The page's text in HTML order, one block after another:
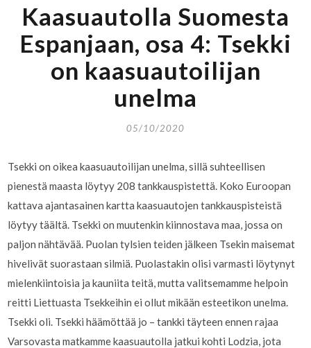
Kaasuautolla Suomesta
Espanjaan, osa 4: Tsekki
on kaasuautoilijan
unelma
05/10/2020
Tsekki on oikea kaasuautoilijan unelma, sillä suhteellisen
pienestä maasta löytyy 208 tankkauspistettä. Koko Euroopan
kattava ajantasainen kartta kaasuautojen tankkauspisteistä
löytyy täältä. Tsekki on muutenkin kiinnostava maa, jossa on
paljon nähtävää. Puolan tylsien teiden jälkeen Tsekin maisemat
hivelivät suorastaan silmiä. Puolastakin olisi varmasti löytynyt
mielenkiintoisia ja kauniita teitä, mutta valitsemamme helpoin
reitti Liettuasta Tsekkeihin ei ollut mikään esteetikon unelma.
Tsekki oli. Tsekki häämöttää jo – tankki täyteen ennen rajaa
Varsovasta matkamme kaasuautolla jatkui kohti Lodzia, jota